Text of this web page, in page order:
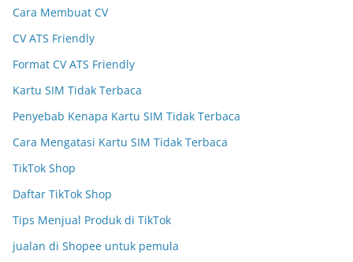
Cara Membuat CV
CV ATS Friendly
Format CV ATS Friendly
Kartu SIM Tidak Terbaca
Penyebab Kenapa Kartu SIM Tidak Terbaca
Cara Mengatasi Kartu SIM Tidak Terbaca
TikTok Shop
Daftar TikTok Shop
Tips Menjual Produk di TikTok
jualan di Shopee untuk pemula